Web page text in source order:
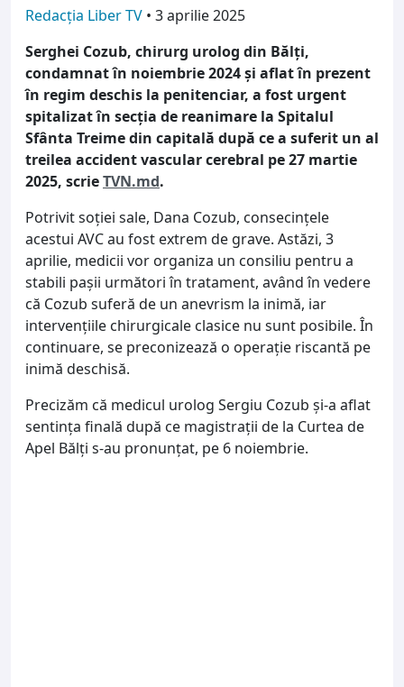
Redacția Liber TV • 3 aprilie 2025
Serghei Cozub, chirurg urolog din Bălți,
condamnat în noiembrie 2024 și aflat în prezent
în regim deschis la penitenciar, a fost urgent
spitalizat în secția de reanimare la Spitalul
Sfânta Treime din capitală după ce a suferit un al
treilea accident vascular cerebral pe 27 martie
2025, scrieTVN.md.
Potrivit soției sale, Dana Cozub, consecințele
acestui AVC au fost extrem de grave. Astăzi, 3
aprilie, medicii vor organiza un consiliu pentru a
stabili pașii următori în tratament, având în vedere
că Cozub suferă de un anevrism la inimă, iar
intervențiile chirurgicale clasice nu sunt posibile. În
continuare, se preconizează o operație riscantă pe
inimă deschisă.
Precizăm că medicul urolog Sergiu Cozub și-a aflat
sentința finală după ce magistrații de la Curtea de
Apel Bălți s-au pronunțat, pe 6 noiembrie.